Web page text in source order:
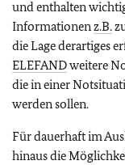
und enthalten
Informationenz.B.
die Lage derartiges
ELEFANDweitere
die in einer
werden sollen.
Für dauerhaft im
hinaus die